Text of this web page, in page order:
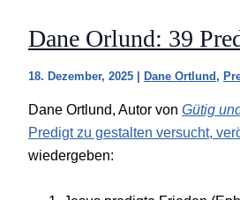
Dane Orlund: 39
18. Dezember, 2025 Dane Ortlund ,
Dane Ortlund, Autor von Gütig
Predigt zu gestalten versucht,
wiedergeben: